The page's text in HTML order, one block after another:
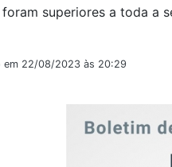
superiores a toda a
em 22/08/2023 às 20:29